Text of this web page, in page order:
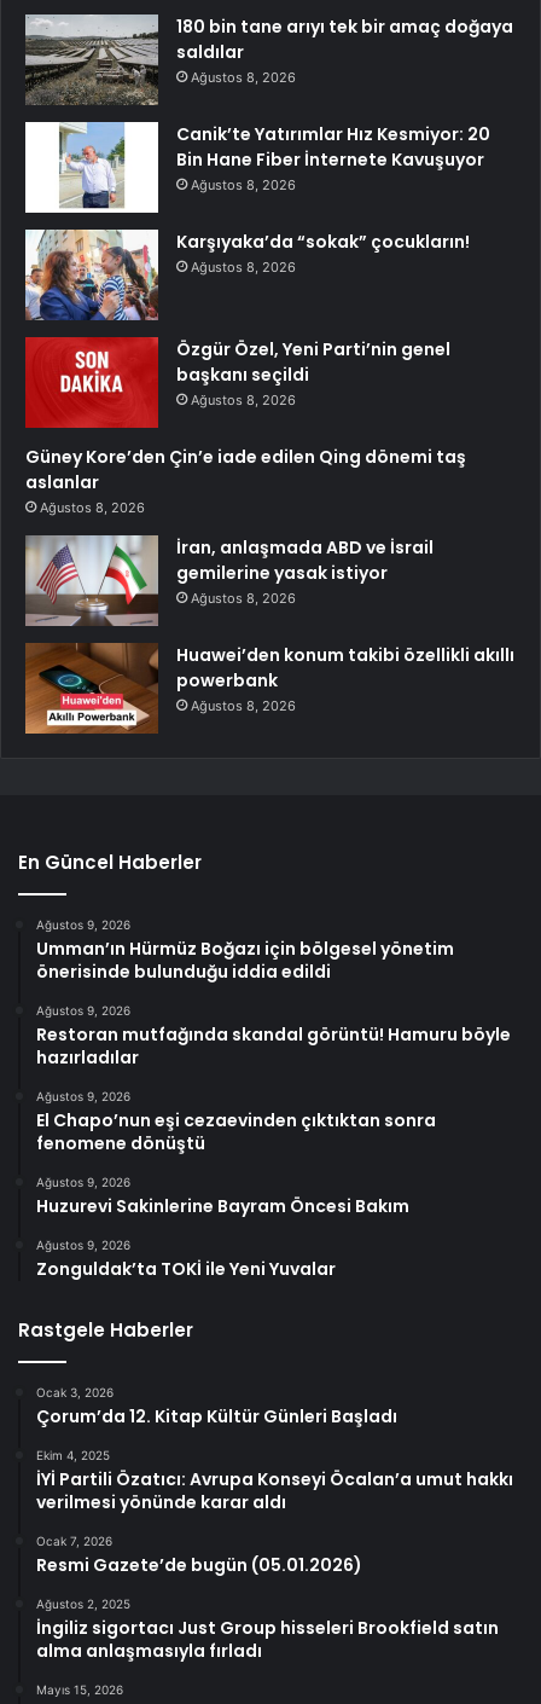
180 bin tane arıyı tek bir amaç doğaya
saldılar
Ağustos 8, 2026
Canik’te Yatırımlar Hız Kesmiyor: 20
Bin Hane Fiber İnternete Kavuşuyor
Ağustos 8, 2026
Karşıyaka’da “sokak” çocukların!
Ağustos 8, 2026
Özgür Özel, Yeni Parti’nin genel
başkanı seçildi
Ağustos 8, 2026
Güney Kore’den Çin’e iade edilen Qing dönemi taş
aslanlar
Ağustos 8, 2026
İran, anlaşmada ABD ve İsrail
gemilerine yasak istiyor
Ağustos 8, 2026
Huawei’den konum takibi özellikli akıllı
powerbank
Ağustos 8, 2026
En Güncel Haberler
Ağustos 9, 2026
Umman’ın Hürmüz Boğazı için bölgesel yönetim
önerisinde bulunduğu iddia edildi
Ağustos 9, 2026
Restoran mutfağında skandal görüntü! Hamuru böyle
hazırladılar
Ağustos 9, 2026
El Chapo’nun eşi cezaevinden çıktıktan sonra
fenomene dönüştü
Ağustos 9, 2026
Huzurevi Sakinlerine Bayram Öncesi Bakım
Ağustos 9, 2026
Zonguldak’ta TOKİ ile Yeni Yuvalar
Rastgele Haberler
Ocak 3, 2026
Çorum’da 12. Kitap Kültür Günleri Başladı
Ekim 4, 2025
İYİ Partili Özatıcı: Avrupa Konseyi Öcalan’a umut hakkı
verilmesi yönünde karar aldı
Ocak 7, 2026
Resmi Gazete’de bugün (05.01.2026)
Ağustos 2, 2025
İngiliz sigortacı Just Group hisseleri Brookfield satın
alma anlaşmasıyla fırladı
Mayıs 15, 2026